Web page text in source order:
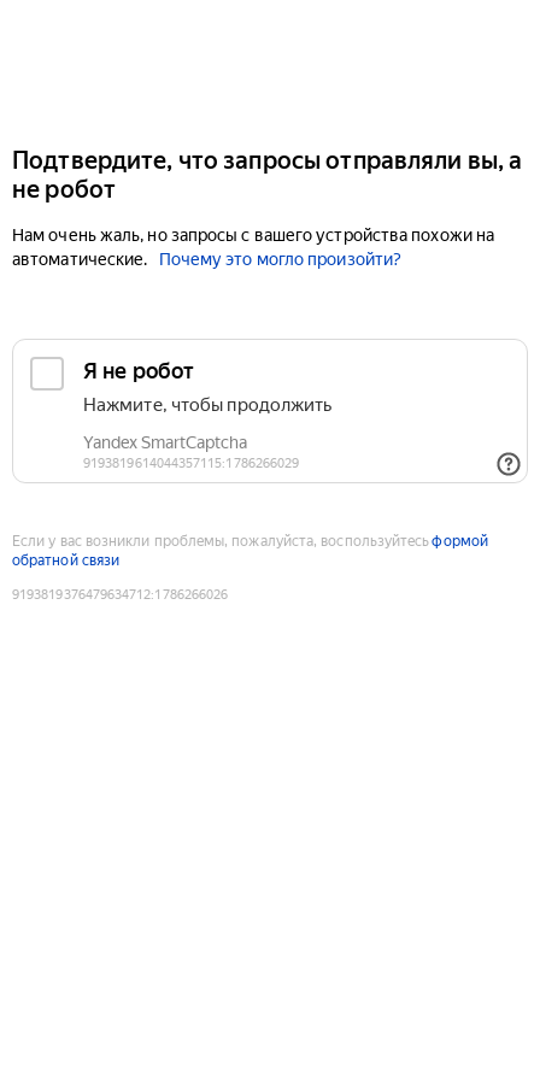
Подтвердите, что запросы отправляли вы, а
не робот
Нам очень жаль, но запросы с вашего устройства похожи на
автоматические.
Почему это могло произойти?
Если у вас возникли проблемы, пожалуйста, воспользуйтесьформой
обратной связи
9193819376479634712:1786266026